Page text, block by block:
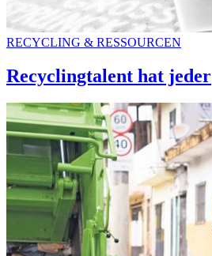
RECYCLING & RESSOURCEN
Recyclingtalent hat jeder